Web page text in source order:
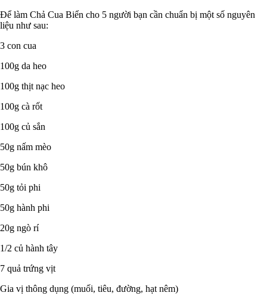
Để làm Chả Cua Biển cho 5 người bạn cần chuẩn bị một số nguyên
liệu như sau:
3 con cua
100g da heo
100g thịt nạc heo
100g cà rốt
100g củ sắn
50g nấm mèo
50g bún khô
50g tỏi phi
50g hành phi
20g ngò rí
1/2 củ hành tây
7 quả trứng vịt
Gia vị thông dụng (muối, tiêu, đường, hạt nêm)